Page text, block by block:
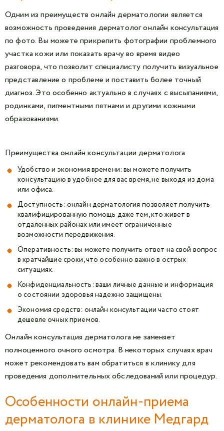
Одним из преимуществ онлайн дерматологии является
возможность проведения дерматолог онлайн консультация
по фото. Вы можете прикрепить фотографии проблемного
участка кожи или показать врачу во время видео
разговора, что позволит специалисту получить визуальное
представление о проблеме и поставить более точный
диагноз. Это особенно актуально в случаях с высыпаниями,
родинками, пигментными пятнами и другими кожными
образованиями.
Преимущества онлайн консультации дерматолога
Удобство и экономия времени: вы можете получить
консультацию в удобное для вас время, не выходя из дома
или офиса.
Доступность: онлайн дерматология позволяет получить
квалифицированную помощь даже тем, кто живет в
отдаленных районах или имеет ограниченные
возможности передвижения.
Оперативность: вы можете получить ответ на свой вопрос
в кратчайшие сроки, что особенно важно в острых
ситуациях.
Конфиденциальность: ваши личные данные и информация
о состоянии здоровья надежно защищены.
Экономия средств: онлайн консультации часто стоят
дешевле очных приемов.
Онлайн консультация дерматолога не заменяет
полноценного очного осмотра. В некоторых случаях врач
может рекомендовать вам обратиться в клинику для
проведения дополнительных обследований или процедур.
Особенности онлайн-приема
дерматолога в клинике Медгард